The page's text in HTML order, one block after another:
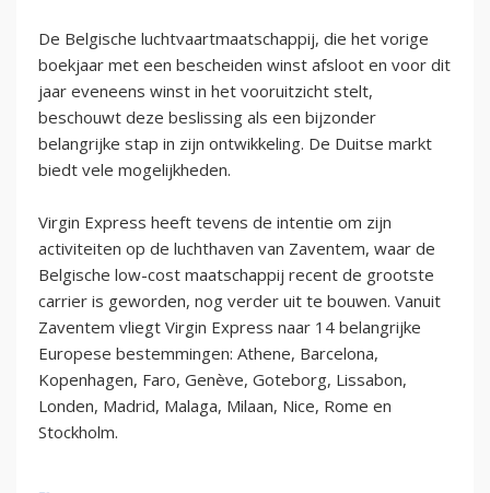
De Belgische luchtvaartmaatschappij, die het vorige
boekjaar met een bescheiden winst afsloot en voor dit
jaar eveneens winst in het vooruitzicht stelt,
beschouwt deze beslissing als een bijzonder
belangrijke stap in zijn ontwikkeling. De Duitse markt
biedt vele mogelijkheden.
Virgin Express heeft tevens de intentie om zijn
activiteiten op de luchthaven van Zaventem, waar de
Belgische low-cost maatschappij recent de grootste
carrier is geworden, nog verder uit te bouwen. Vanuit
Zaventem vliegt Virgin Express naar 14 belangrijke
Europese bestemmingen: Athene, Barcelona,
Kopenhagen, Faro, Genève, Goteborg, Lissabon,
Londen, Madrid, Malaga, Milaan, Nice, Rome en
Stockholm.